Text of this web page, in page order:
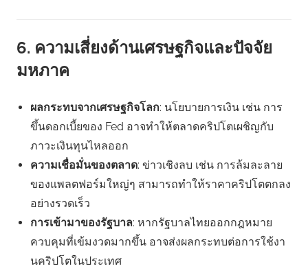
6. ความเสี่ยงด้านเศรษฐกิจและปัจจัย
มหภาค
ผลกระทบจากเศรษฐกิจโลก: นโยบายการเงิน เช่น การ
ขึ้นดอกเบี้ยของ Fed อาจทำให้ตลาดคริปโตเผชิญกับ
ภาวะเงินทุนไหลออก
ความเชื่อมั่นของตลาด: ข่าวเชิงลบ เช่น การล้มละลาย
ของแพลตฟอร์มใหญ่ๆ สามารถทำให้ราคาคริปโตตกลง
อย่างรวดเร็ว
การเข้ามาของรัฐบาล: หากรัฐบาลไทยออกกฎหมาย
ควบคุมที่เข้มงวดมากขึ้น อาจส่งผลกระทบต่อการใช้งา
นคริปโตในประเทศ